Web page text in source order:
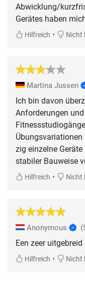
Abwicklung/
Gerätes haben
Hilfreich • Nicht
Martina Jussen
Ich bin davon
Anforderungen
zig einzelne
stabiler Bauweise
Hilfreich • Nicht
Anonymous
Een zeer
Hilfreich • Nicht